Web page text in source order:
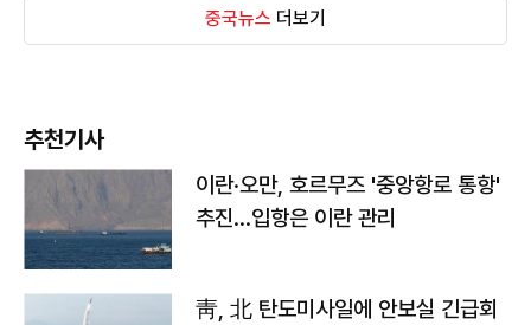
중국뉴스 더보기
추천기사
이란·오만, 호르무즈 '중앙항로 통항'
추진…입항은 이란 관리
靑, 北 탄도미사일에 안보실 긴급회